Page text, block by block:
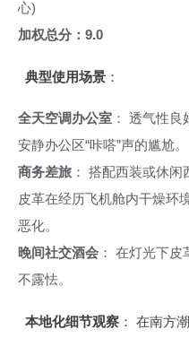
心)
加权总分：9.0
典型使用场景：
全天空调办公室 ： 透气性
安静办公区“咔嗒”声的尴尬。
商务差旅 ： 搭配西装或休闲
皮革在经历飞机舱内干燥环
恶化。
晚间社交酒会 ： 在灯光下
不露怯。
本地化细节观察： 在南方